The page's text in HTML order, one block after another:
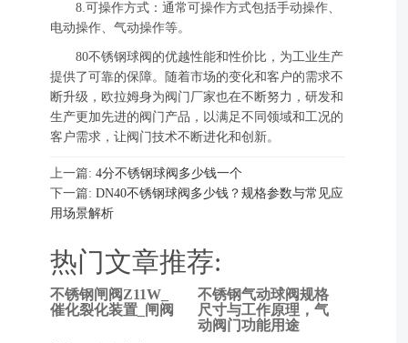
8.可操作方式：通常可操作方式包括手动操作、
电动操作、气动操作等。
80不锈钢球阀的优越性能和性价比，为工业生产
提供了可靠的保障。随着市场的变化和客户的需求不
断升级，欧拉姆身为阀门厂家也在不断努力，研发和
生产更加先进的阀门产品，以满足不同领域和工况的
客户需求，让阀门技术不断进化和创新。
上一篇: 4分不锈钢球阀多少钱一个
下一篇: DN40不锈钢球阀多少钱？规格参数与常见应
用场景解析
热门文章推荐:
不锈钢闸阀Z11W_
催化裂化装置_闸阀
不锈钢气动球阀规格
尺寸与工作原理，气
动阀门功能用途
上
一